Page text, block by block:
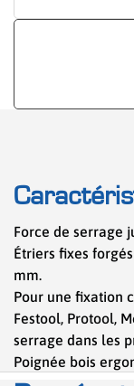
Force de serrage
Étriers fixes
mm.
Pour une fixation
Festool, Protool,
serrage dans les
Poignée bois